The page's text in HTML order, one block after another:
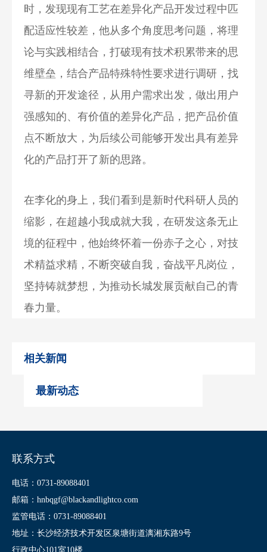
时，发现现有工艺在差异化产品开发过程中匹
配适应性较差，他从多个角度思考问题，将理
论与实践相结合，打破现有技术积累带来的思
维壁垒，结合产品特殊特性要求进行调研，找
寻新的开发途径，从用户需求出发，做出用户
强感知的、有价值的差异化产品，把产品价值
点不断放大，为后续公司能够开发出具有差异
化的产品打开了新的思路。
在李化的身上，我们看到是新时代科研人员的
缩影，在超越小我成就大我，在研发这条无止
境的征程中，他始终怀着一份赤子之心，对技
术精益求精，不断突破自我，奋战平凡岗位，
坚持铸就梦想，为推动长城发展贡献自己的青
春力量。
相关新闻
最新动态
联系方式
电话：0731-89088401
邮箱：hnbqgf@blackandlightco.com
监管电话：0731-89088401
地址：长沙经济技术开发区泉塘街道漓湘东路9号
行政中心101室10楼